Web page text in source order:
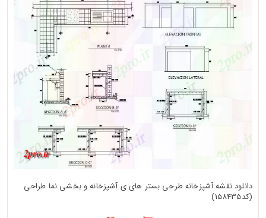
دانلود نقشه آشپزخانه طرحی بستر های ی آشپزخانه و بخشی نما طراحی
(کد158435)